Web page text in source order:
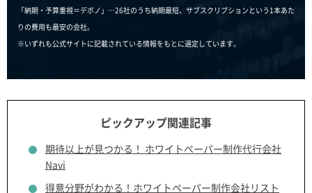
「納期・予算重視＝デボノ」…26社のうち納期最短、サブスクリプションという1本あた
りの費用も最安の会社。
※いずれも公式サイトに記載されている情報をもとに選定しています。
ピックアップ関連記事
期待以上が見つかる！ ホワイトペーパー制作代行会社
Navi
得意分野がわかる！ホワイトペーパー制作会社リスト